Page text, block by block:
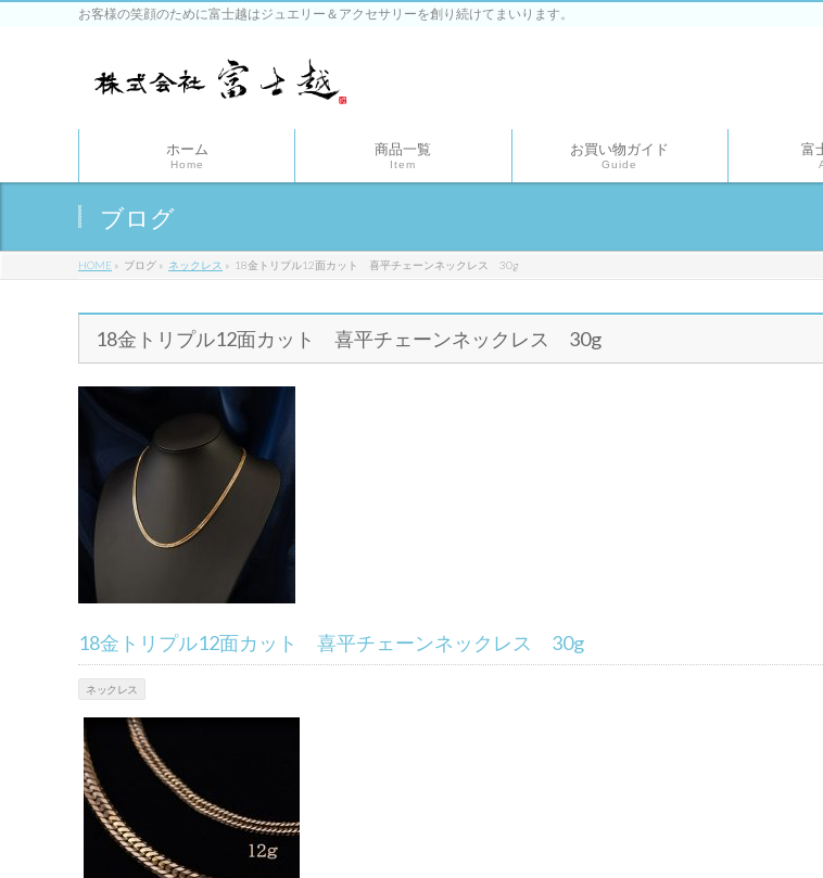
お客様の笑顔のために富士越はジュエリー＆アクセサリーを創り続けてまいります。
ホーム
Home
商品一覧
Item
お買い物ガイド
Guide
富
ブログ
HOME » ブログ » ネックレス » 18金トリプル12面カット 喜平チェーンネックレス 30g
18金トリプル12面カット 喜平チェーンネックレス 30g
18金トリプル12面カット 喜平チェーンネックレス 30g
ネックレス